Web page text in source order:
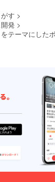
す >
発 >
をテーマにした